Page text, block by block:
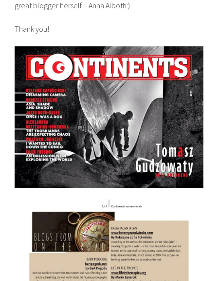
great blogger herself – Anna Alboth:)
Thank you!